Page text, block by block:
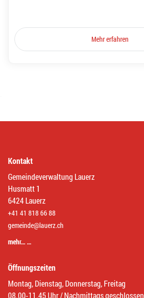
Mehr erfahren
Kontakt
Gemeindeverwaltung Lauerz
Husmatt 1
6424 Lauerz
+41 41 818 66 88
gemeinde@lauerz.ch
mehr… …
Öffnungszeiten
Montag, Dienstag, Donnerstag, Freitag
08.00-11.45 Uhr / Nachmittags geschlossen